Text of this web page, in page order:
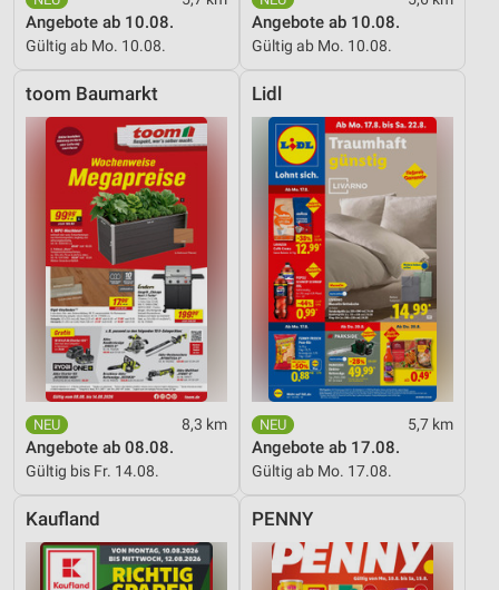
Angebote ab 10.08.
Gültig ab Mo. 10.08.
Angebote ab 10.08.
Gültig ab Mo. 10.08.
toom Baumarkt
8,3 km
Angebote ab 08.08.
Gültig bis Fr. 14.08.
Lidl
5,7 km
Angebote ab 17.08.
Gültig ab Mo. 17.08.
Kaufland PENNY